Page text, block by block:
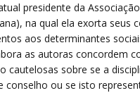
presidente da Associação
na qual ela exorta seus
aos determinantes
as autoras concordem
cautelosas sobre se a
conselho ou se isto